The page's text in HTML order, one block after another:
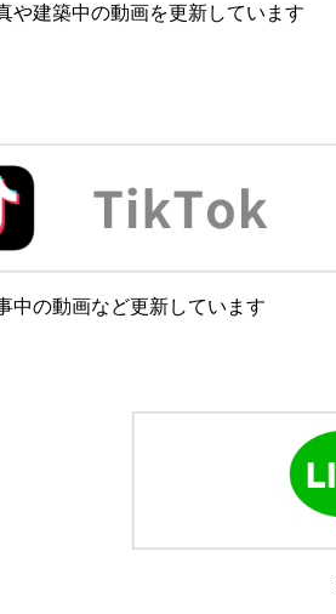
や建築中の動画を更新しています
中の動画など更新しています